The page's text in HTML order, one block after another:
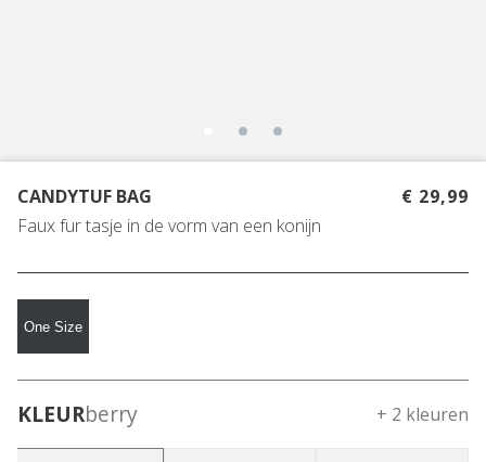
CANDYTUF BAG
Faux fur tasje in de vorm van een konijn
€ 29,99
One Size
KLEURberry + 2 kleuren